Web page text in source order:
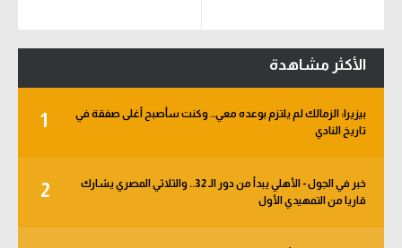
الأكثر مشاهدة
1
بيزيرا: الزمالك لم يلتزم بوعده معي.. وكنت سأصبح أغلى صفقة في
تاريخ النادي
2
خبر في الجول - الأهلي يبدأ من دور الـ 32.. والثلاثي المصري يشارك
قاريا من التمهيدي الأول